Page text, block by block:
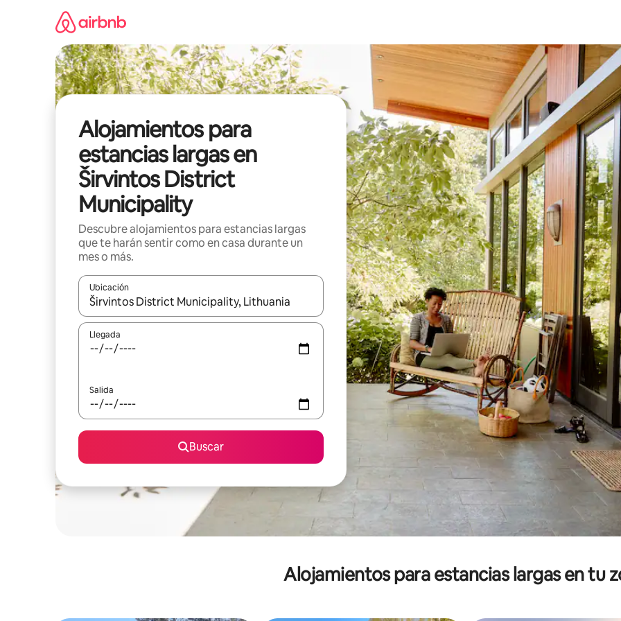
Alojamientos para
estancias largas en
Širvintos District
Municipality
Descubre alojamientos para estancias largas
que te harán sentir como en casa durante un
mes o más.
Ubicación
Cuando los resultados estén disponibles, podrás navegar usando las teclas de las flechas hacia arriba y hacia abajo, o
Llegada
Salida
Buscar
Alojamientos para estancias largas en tu